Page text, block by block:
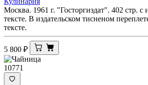
Москва. 1961 г. "Госторгиздат". 402 стр.
тексте. В издательском тисненом
тексте.
5 800 ₽
10771